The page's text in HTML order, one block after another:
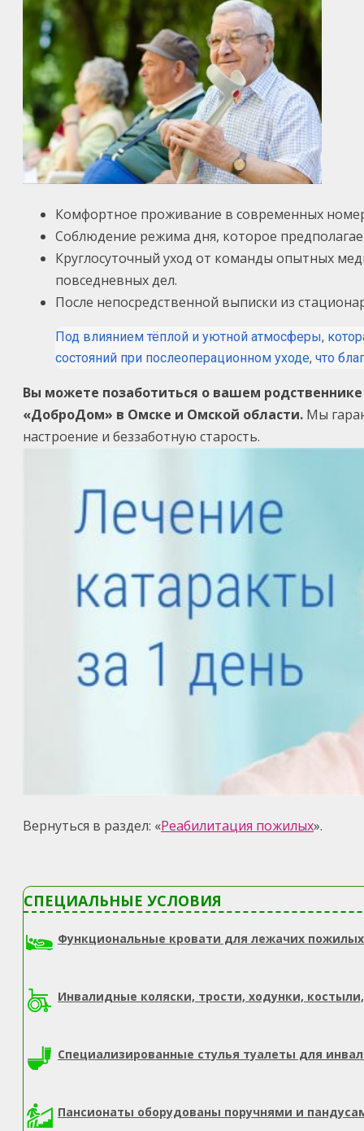
Комфортное проживание в современных
Соблюдение режима дня, которое
Круглосуточный уход от команды опытных
повседневных дел.
После непосредственной выписки из
Под влиянием тёплой и уютной атмосферы,
состояний при послеоперационном уходе, что
Вы можете позаботиться о вашем
«ДоброДом» в Омске и Омской области. Мы
настроение и беззаботную старость.
Вернуться в раздел: «Реабилитация пожилых».
СПЕЦИАЛЬНЫЕ УСЛОВИЯ
Функциональные кровати для лежачих
Инвалидные коляски, трости, ходунки,
Специализированные стулья туалеты для
Пансионаты оборудованы поручнями и